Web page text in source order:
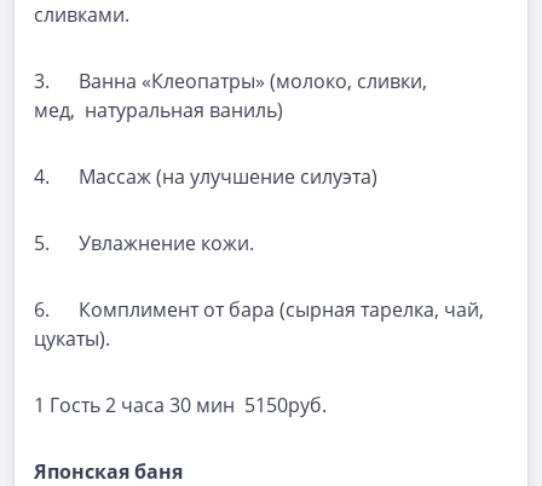
сливками.
3. Ванна «Клеопатры» (молоко, сливки,
мед, натуральная ваниль)
4. Массаж (на улучшение силуэта)
5. Увлажнение кожи.
6. Комплимент от бара (сырная тарелка, чай,
цукаты).
1 Гость 2 часа 30 мин 5150руб.
Японская баня